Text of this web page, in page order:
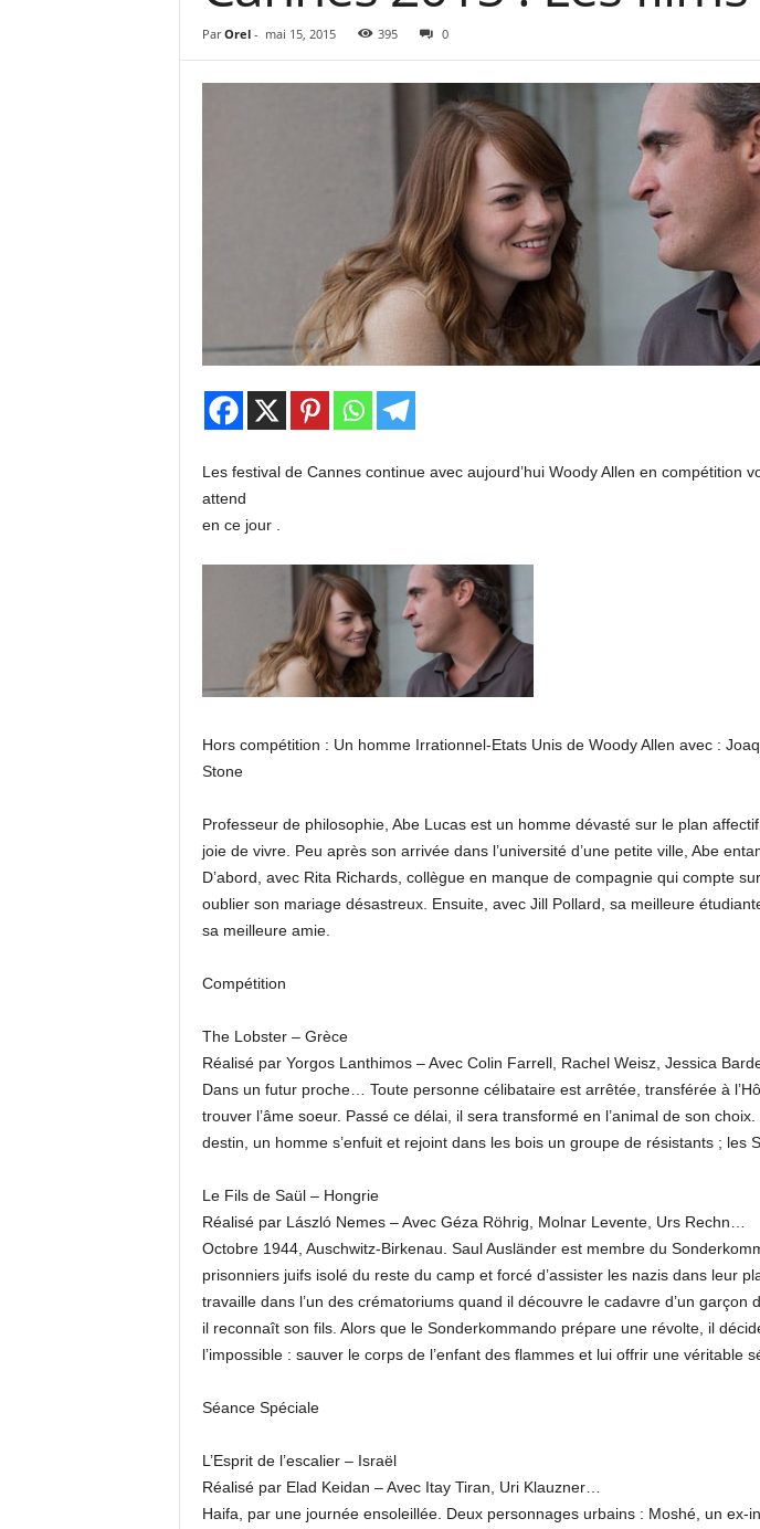
Par Orel- mai 15, 2015 395 0
Les festival de Cannes continue avec aujourd’hui Woody Allen en compétition
attend
en ce jour .
Hors compétition : Un homme Irrationnel-Etats Unis de Woody Allen avec :
Stone
Professeur de philosophie, Abe Lucas est un homme dévasté sur le plan
joie de vivre. Peu après son arrivée dans l’université d’une petite ville, Abe
D’abord, avec Rita Richards, collègue en manque de compagnie qui compte
oublier son mariage désastreux. Ensuite, avec Jill Pollard, sa meilleure
sa meilleure amie.
Compétition
The Lobster – Grèce
Réalisé par Yorgos Lanthimos – Avec Colin Farrell, Rachel Weisz, Jessica
Dans un futur proche… Toute personne célibataire est arrêtée, transférée à
trouver l’âme soeur. Passé ce délai, il sera transformé en l’animal de son
destin, un homme s’enfuit et rejoint dans les bois un groupe de résistants ; les
Le Fils de Saül – Hongrie
Réalisé par László Nemes – Avec Géza Röhrig, Molnar Levente, Urs Rechn…
Octobre 1944, Auschwitz-Birkenau. Saul Ausländer est membre du
prisonniers juifs isolé du reste du camp et forcé d’assister les nazis dans leur
travaille dans l’un des crématoriums quand il découvre le cadavre d’un garçon
il reconnaît son fils. Alors que le Sonderkommando prépare une révolte, il
l’impossible : sauver le corps de l’enfant des flammes et lui offrir une véritable
Séance Spéciale
L’Esprit de l’escalier – Israël
Réalisé par Elad Keidan – Avec Itay Tiran, Uri Klauzner…
Haifa, par une journée ensoleillée. Deux personnages urbains : Moshé, un ex-